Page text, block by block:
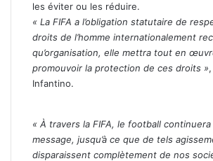
les éviter ou les réduire.
« La FIFA a l’obligation statutaire de
droits de l’homme internationalement
qu’organisation, elle mettra tout en
promouvoir la protection de ces droits »
Infantino.
« À travers la FIFA, le football
message, jusqu’à ce que de tels
disparaissent complètement de nos